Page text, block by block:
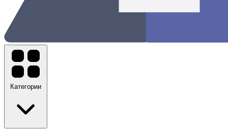
Категории